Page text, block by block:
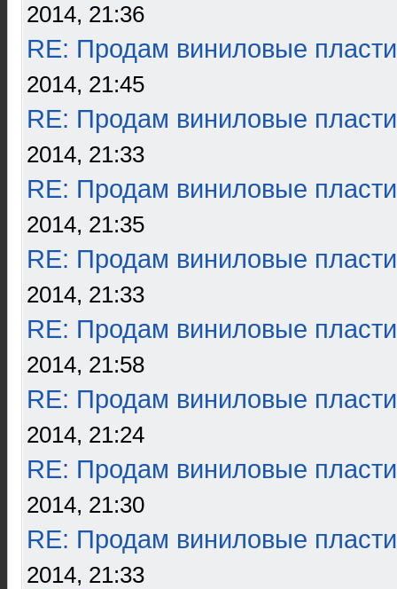
2014, 21:36
RE: Продам виниловые
2014, 21:45
RE: Продам виниловые
2014, 21:33
RE: Продам виниловые
2014, 21:35
RE: Продам виниловые
2014, 21:33
RE: Продам виниловые
2014, 21:58
RE: Продам виниловые
2014, 21:24
RE: Продам виниловые
2014, 21:30
RE: Продам виниловые
2014, 21:33